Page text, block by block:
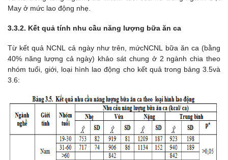
May ở mức lao động nhẹ.
3.3.2. Kết quả tính nhu cầu năng lượng bữa ăn ca
Từ kết quả NCNL cả ngày như trên, mứcNCNL bữa ăn ca (bằng
40% năng lượng cả ngày) khảo sát chung ở 2 ngành chia theo
nhóm tuổi, giới, loại hình lao động cho kết quả trong bảng 3.5và
3.6: